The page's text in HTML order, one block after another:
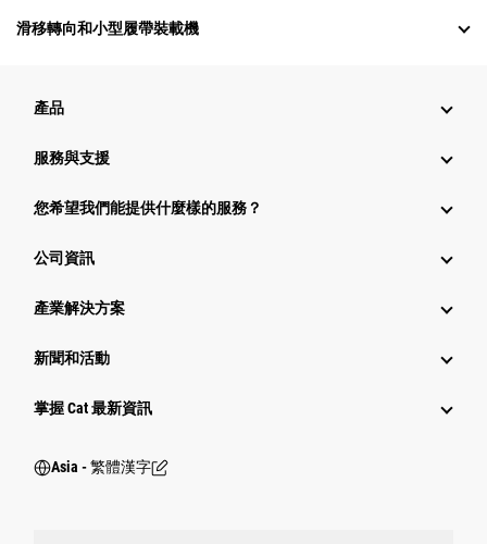
滑移轉向和小型履帶裝載機
產品
服務與支援
您希望我們能提供什麼樣的服務？
公司資訊
產業解決方案
新聞和活動
掌握 Cat 最新資訊
Asia - 繁體漢字